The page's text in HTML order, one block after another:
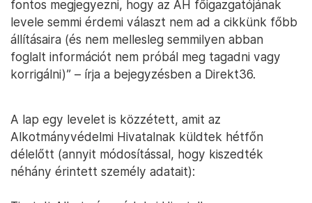
fontos megjegyezni, hogy az AH főigazgatójának
levele semmi érdemi választ nem ad a cikkünk főbb
állításaira (és nem mellesleg semmilyen abban
foglalt információt nem próbál meg tagadni vagy
korrigálni)” – írja a bejegyzésben a Direkt36.
A lap egy levelet is közzétett, amit az
Alkotmányvédelmi Hivatalnak küldtek hétfőn
délelőtt (annyit módosítással, hogy kiszedték
néhány érintett személy adatait):